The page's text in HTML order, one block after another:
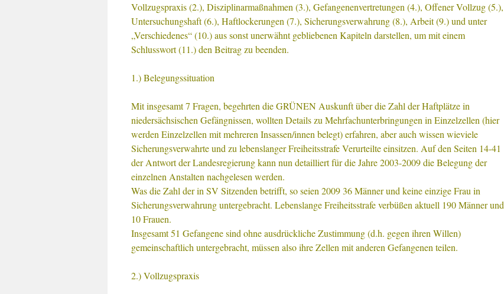
Vollzugspraxis (2.), Disziplinarmaßnahmen (3.), Gefangenenvertretungen (4.), Offener Vollzug (5.),
Untersuchungshaft (6.), Haftlockerungen (7.), Sicherungsverwahrung (8.), Arbeit (9.) und unter
„Verschiedenes“ (10.) aus sonst unerwähnt gebliebenen Kapiteln darstellen, um mit einem
Schlusswort (11.) den Beitrag zu beenden.
1.) Belegungssituation
Mit insgesamt 7 Fragen, begehrten die GRÜNEN Auskunft über die Zahl der Haftplätze in
niedersächsischen Gefängnissen, wollten Details zu Mehrfachunterbringungen in Einzelzellen (hier
werden Einzelzellen mit mehreren Insassen/innen belegt) erfahren, aber auch wissen wieviele
Sicherungsverwahrte und zu lebenslanger Freiheitsstrafe Verurteilte einsitzen. Auf den Seiten 14-41
der Antwort der Landesregierung kann nun detailliert für die Jahre 2003-2009 die Belegung der
einzelnen Anstalten nachgelesen werden.
Was die Zahl der in SV Sitzenden betrifft, so seien 2009 36 Männer und keine einzige Frau in
Sicherungsverwahrung untergebracht. Lebenslange Freiheitsstrafe verbüßen aktuell 190 Männer und
10 Frauen.
Insgesamt 51 Gefangene sind ohne ausdrückliche Zustimmung (d.h. gegen ihren Willen)
gemeinschaftlich untergebracht, müssen also ihre Zellen mit anderen Gefangenen teilen.
2.) Vollzugspraxis